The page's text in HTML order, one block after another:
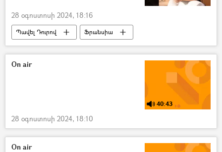
28 օգոստոսի 2024, 18:16
Պավել Դուրով
Ֆրանսիա
Ձերբակալություն
Մարիա Զախարովա
Telegram
On air
40:43
28 օգոստոսի 2024, 18:10
On air